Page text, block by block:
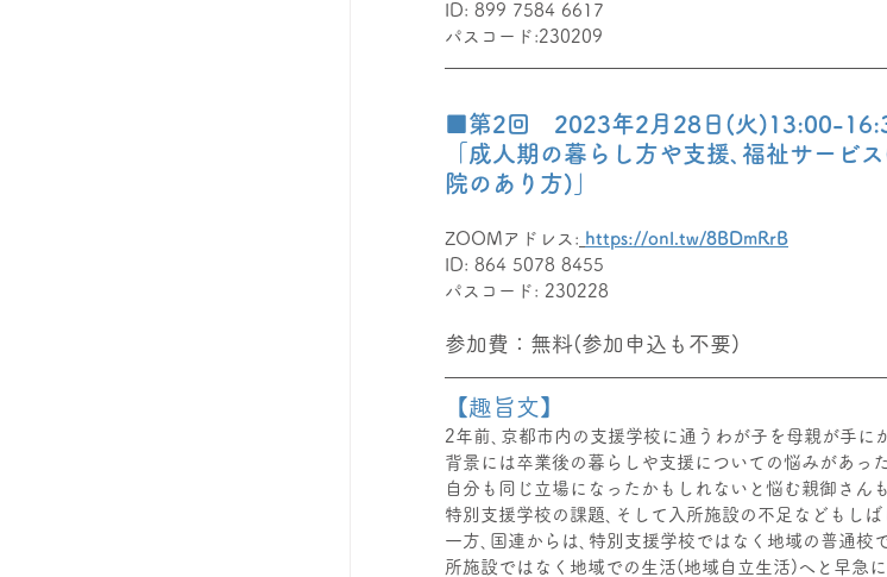
ID: 899 7584 6617
パスコード:230209
■第2回　2023年2月28日(火)13:00-
「成人期の暮らし方や支援､福祉サービ
院のあり方)」
ZOOMアドレス: https://onl.tw/8BDmRrB
ID: 864 5078 8455
パスコード: 230228
参加費：無料(参加申込も不要)
【趣旨文】
2年前､京都市内の支援学校に通うわが子を母親が手に
背景には卒業後の暮らしや支援についての悩みがあっ
自分も同じ立場になったかもしれないと悩む親御さん
特別支援学校の課題､そして入所施設の不足などもしば
一方､国連からは､特別支援学校ではなく地域の普通校
所施設ではなく地域での生活(地域自立生活)へと早急